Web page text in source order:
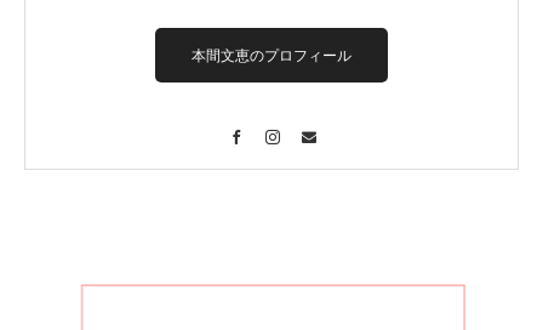
本間文恵のプロフィール